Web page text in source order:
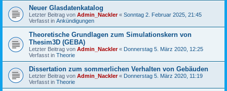
Neuer Glasdatenkatalog
Letzter Beitrag von Admin_Nackler« Sonntag 2. Februar 2025, 21:45
Verfasst in Ankündigungen
Theoretische Grundlagen zum Simulationskern von
Thesim3D (GEBA)
Letzter Beitrag von Admin_Nackler« Donnerstag 5. März 2020, 12:25
Verfasst in Theorie
Dissertation zum sommerlichen Verhalten von Gebäuden
Letzter Beitrag von Admin_Nackler« Donnerstag 5. März 2020, 11:19
Verfasst in Theorie